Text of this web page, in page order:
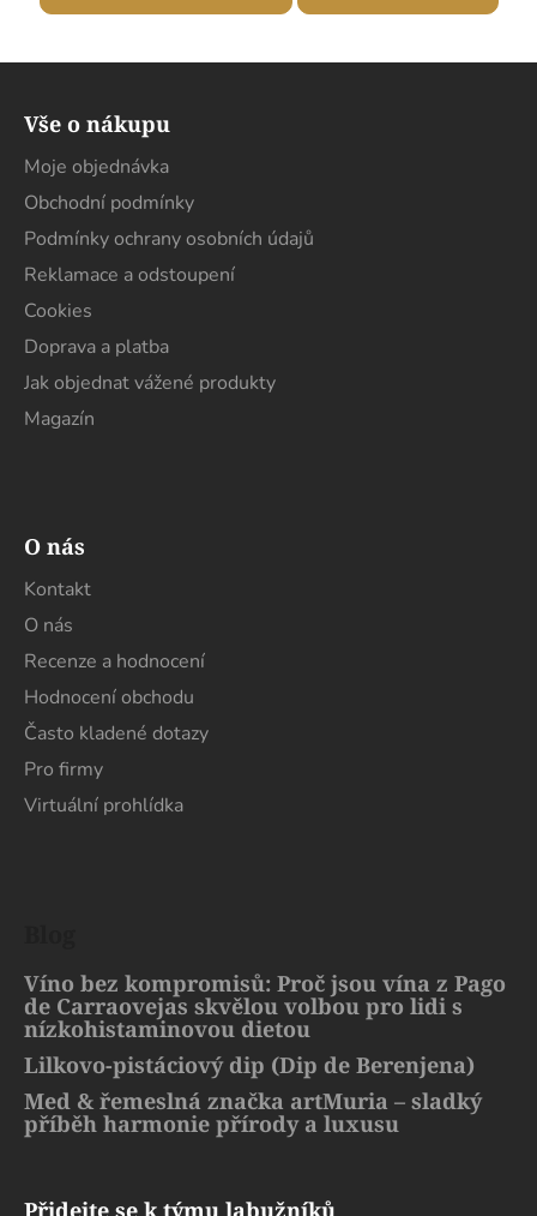
Z
Vše o nákupu
Moje objednávka
Obchodní podmínky
Podmínky ochrany osobních údajů
Reklamace a odstoupení
Cookies
Doprava a platba
Jak objednat vážené produkty
Magazín
O nás
Kontakt
O nás
Recenze a hodnocení
Hodnocení obchodu
Často kladené dotazy
Pro firmy
Virtuální prohlídka
Víno bez kompromisů: Proč jsou vína z Pago
de Carraovejas skvělou volbou pro lidi s
nízkohistaminovou dietou
Lilkovo-pistáciový dip (Dip de Berenjena)
Med & řemeslná značka artMuria – sladký
příběh harmonie přírody a luxusu
Přidejte se k týmu labužníků